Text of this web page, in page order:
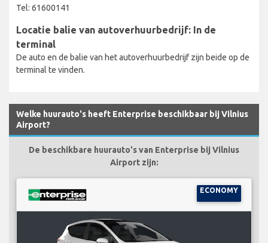
Tel: 61600141
Locatie balie van autoverhuurbedrijf: In de
terminal
De auto en de balie van het autoverhuurbedrijf zijn beide op de
terminal te vinden.
Welke huurauto's heeft Enterprise beschikbaar bij Vilnius
Airport?
De beschikbare huurauto's van Enterprise bij Vilnius
Airport zijn:
ECONOMY